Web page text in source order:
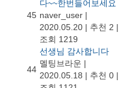
45
다~~한번들어보세요
naver_user |
2020.05.20 | 추천 2 |
조회 1219
44
선생님 감사합니다
멜팅브라운 |
2020.05.18 | 추천 0 |